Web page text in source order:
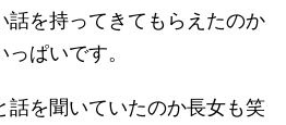
話を持ってきてもらえたのか
ぱいです。
話を聞いていたのか長女も笑